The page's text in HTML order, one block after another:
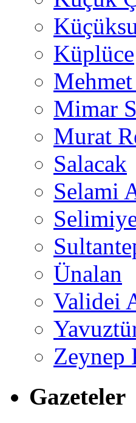
Küplüce
Mimar
Murat
Salacak
Selami
Ünalan
Validei
Zeynep
Gazeteler